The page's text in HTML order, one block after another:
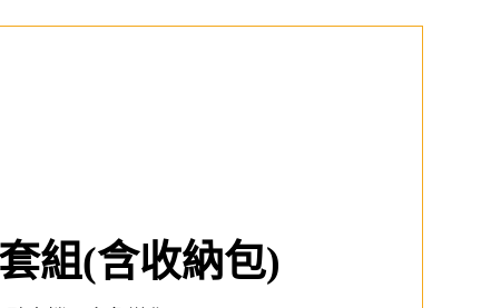
組(含收納包)